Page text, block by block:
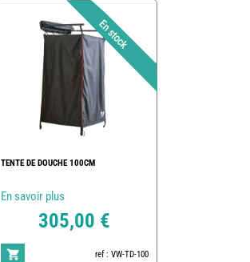
TENTE DE DOUCHE 100CM
En savoir plus
305,00 €
ref : VW-TD-100